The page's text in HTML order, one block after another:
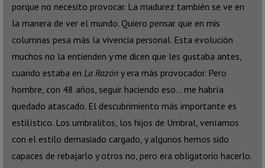
porque no necesito provocar. La madurez también se ve en
la manera de ver el mundo. Quiero pensar que en mis
columnas pesa más la vivencia personal. Esta evolución
muchos no la entienden y me dicen que les gustaba antes,
cuando estaba en La Razón y era más provocador. Pero
hombre, con 48 años, seguir haciendo eso… me habría
quedado atascado. El descubrimiento más importante es
estilístico. Los umbralitos, los hijos de Umbral, veníamos
con el estilo demasiado cargado, y algunos hemos sido
capaces de rebajarlo y otros no, pero era obligatorio hacerlo.